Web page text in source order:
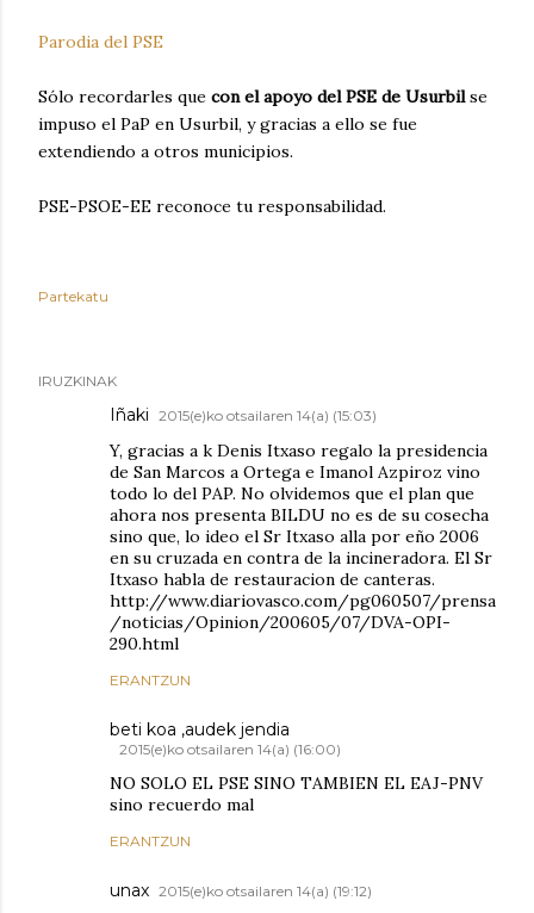
Parodia del PSE
Sólo recordarles que con el apoyo del PSE de Usurbilse
impuso el PaP en Usurbil, y gracias a ello se fue
extendiendo a otros municipios.
PSE-PSOE-EE reconoce tu responsabilidad.
Partekatu
IRUZKINAK
Iñaki 2015(e)ko otsailaren 14(a) (15:03)
Y, gracias a k Denis Itxaso regalo la presidencia
de San Marcos a Ortega e Imanol Azpiroz vino
todo lo del PAP. No olvidemos que el plan que
ahora nos presenta BILDU no es de su cosecha
sino que, lo ideo el Sr Itxaso alla por eño 2006
en su cruzada en contra de la incineradora. El Sr
Itxaso habla de restauracion de canteras.
http://www.diariovasco.com/pg060507/prensa
/noticias/Opinion/200605/07/DVA-OPI-
290.html
ERANTZUN
beti koa ,audek jendia
2015(e)ko otsailaren 14(a) (16:00)
NO SOLO EL PSE SINO TAMBIEN EL EAJ-PNV
sino recuerdo mal
ERANTZUN
unax 2015(e)ko otsailaren 14(a) (19:12)